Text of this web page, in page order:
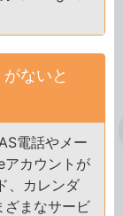
ないと
電話やメー
カウントが
、カレンダ
まなサービ